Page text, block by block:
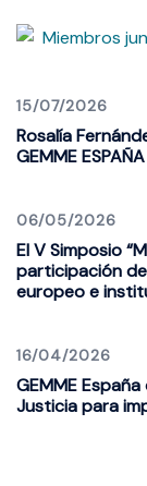
15/07/2026
Rosalía
GEMME ESPAÑA
06/05/2026
El V Simposio
participación
europeo e
16/04/2026
GEMME
Justicia para